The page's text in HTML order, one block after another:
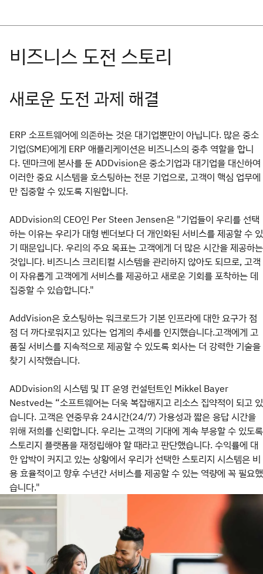
새로운 도전 과제 해결
ERP 소프트웨어에 의존하는 것은 대기업뿐만이 아닙니다. 많은 중소
기업(SME)에게 ERP 애플리케이션은 비즈니스의 중추 역할을 합니
다. 덴마크에 본사를 둔 ADDvision은 중소기업과 대기업을 대신하여
이러한 중요 시스템을 호스팅하는 전문 기업으로, 고객이 핵심 업무에
만 집중할 수 있도록 지원합니다.
ADDvision의 CEO인 Per Steen Jensen은 "기업들이 우리를 선택
하는 이유는 우리가 대형 벤더보다 더 개인화된 서비스를 제공할 수 있
기 때문입니다. 우리의 주요 목표는 고객에게 더 많은 시간을 제공하는
것입니다. 비즈니스 크리티컬 시스템을 관리하지 않아도 되므로, 고객
이 자유롭게 고객에게 서비스를 제공하고 새로운 기회를 포착하는 데
집중할 수 있습합니다."
AddVision은 호스팅하는 워크로드가 기본 인프라에 대한 요구가 점
점 더 까다로워지고 있다는 업계의 추세를 인지했습니다.고객에게 고
품질 서비스를 지속적으로 제공할 수 있도록 회사는 더 강력한 기술을
찾기 시작했습니다.
ADDvision의 시스템 및 IT 운영 컨설턴트인 Mikkel Bayer
Nestved는 “소프트웨어는 더욱 복잡해지고 리소스 집약적이 되고 있
습니다. 고객은 연중무휴 24시간(24/7) 가용성과 짧은 응답 시간을
위해 저희를 신뢰합니다. 우리는 고객의 기대에 계속 부응할 수 있도록
스토리지 플랫폼을 재정립해야 할 때라고 판단했습니다. 수익률에 대
한 압박이 커지고 있는 상황에서 우리가 선택한 스토리지 시스템은 비
용 효율적이고 향후 수년간 서비스를 제공할 수 있는 역량에 꼭 필요했
습니다."